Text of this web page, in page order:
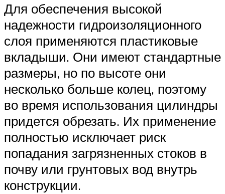
Для обеспечения высокой
надежности гидроизоляционного
слоя применяются пластиковые
вкладыши. Они имеют стандартные
размеры, но по высоте они
несколько больше колец, поэтому
во время использования цилиндры
придется обрезать. Их применение
полностью исключает риск
попадания загрязненных стоков в
почву или грунтовых вод внутрь
конструкции.